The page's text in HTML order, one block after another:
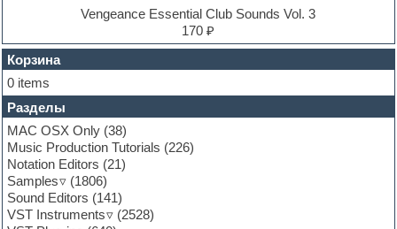
EXS24 Instruments
FL Studio
Flute
Folk samples
Fruityloops
Funk
Garritan
General MIDI kits
Guitar emulation
Guitar loops
Guitar processing and effects
Hands-up samples
Vengeance Essential Club Sounds Vol. 3
170 ₽
Корзина
0 items
Разделы
MAC OSX Only (38)
Music Production Tutorials (226)
Notation Editors (21)
Samples
(1806)
Sound Editors (141)
VST Instruments
(2528)